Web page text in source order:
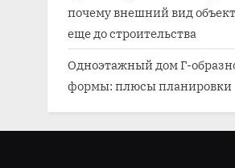
почему внешний вид
еще до строительства
Одноэтажный дом Г-
формы: плюсы планировки